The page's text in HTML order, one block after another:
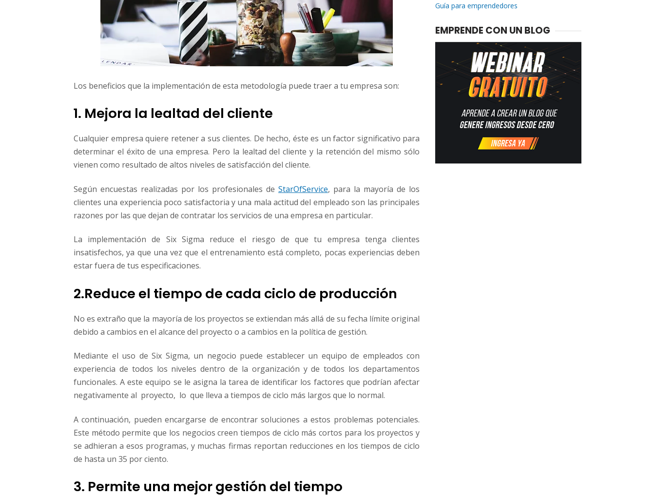
Los beneficios​ que la​ implementación​ ​de​ ​esta ​metodología​ ​puede​​ ​traer​ ​a​ ​tu ​empresa​​ ​son:
1. Mejora la lealtad del cliente
Cualquier empresa quiere retener a sus clientes. De hecho, éste es un factor significativo para
determinar el éxito de una empresa. Pero la lealtad del cliente y la retención del mismo sólo
vienen como​ ​resultado​ ​de​ ​altos​ ​niveles​ ​de​ ​satisfacción​ ​del​ ​cliente.
Según encuestas realizadas por los profesionales de StarOfService, para la mayoría de los
clientes una experiencia poco satisfactoria y una mala actitud del empleado son las principales
razones por las​ ​que​ ​dejan​ ​de​ ​contratar​ ​los​ ​servicios​ ​de​ ​una​ ​empresa​ ​en​ ​particular.
La implementación de Six Sigma reduce el riesgo de que tu empresa tenga clientes
insatisfechos, ya que una vez que el entrenamiento está completo, pocas experiencias deben
estar fuera de tus especificaciones.
2.Reduce el tiempo de cada ciclo de producción
No es extraño que la mayoría de los proyectos se extiendan más allá de su fecha límite original
debido a cambios en el alcance ​del proyecto o​ ​a cambios en la política ​de gestión.​
Mediante el uso de Six Sigma, un negocio puede establecer un equipo de empleados con
experiencia de todos los niveles dentro de la organización y de todos los departamentos
funcionales. A este equipo se le asigna la tarea de identificar los factores que podrían afectar
negativamente​ al​ ​ ​proyecto, ​ lo​ ​ ​que​ ​lleva​ ​a​ ​tiempos ​​de ​​ciclo​ ​más​ ​largos​ ​que​ ​lo ​​normal.​
A continuación, pueden encargarse de encontrar soluciones a estos problemas potenciales.
Este método permite que los negocios creen tiempos de ciclo más cortos para los proyectos y
se adhieran a esos programas, y muchas firmas reportan reducciones en los tiempos de ciclo
de hasta un​ ​35​ ​por​ ​ciento.
3. Permite una mejor gestión del tiempo
Guía para emprendedores
EMPRENDE CON UN BLOG